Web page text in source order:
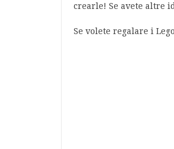
crearle! Se avete altre
Se volete regalare i